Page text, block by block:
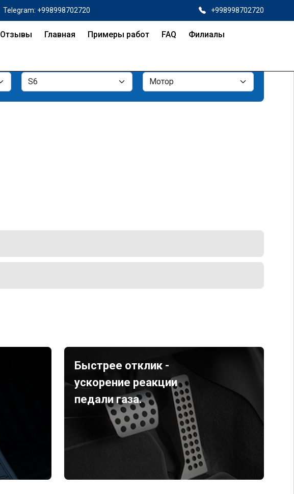
Telegram: +998998702720 +998998702720
Отзывы Главная Примеры работ FAQ Филиалы
Быстрее отклик -
ускорение реакции
педали газа.